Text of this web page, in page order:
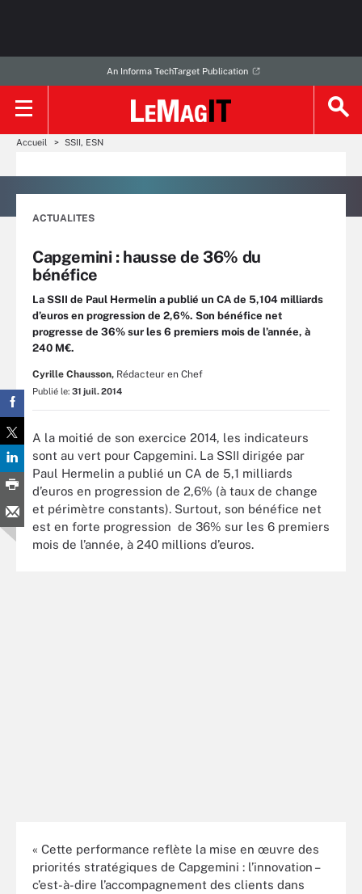
An Informa TechTarget Publication
Accueil SSII, ESN
ACTUALITES
Capgemini : hausse de 36% du
bénéfice
La SSII de Paul Hermelin a publié un CA de 5,104 milliards
d’euros en progression de 2,6%. Son bénéfice net
progresse de 36% sur les 6 premiers mois de l’année, à
240 M€.
Cyrille Chausson, Rédacteur en Chef
Publié le: 31 juil. 2014
A la moitié de son exercice 2014, les indicateurs
sont au vert pour Capgemini. La SSII dirigée par
Paul Hermelin a publié un CA de 5,1 milliards
d’euros en progression de 2,6% (à taux de change
et périmètre constants). Surtout, son bénéfice net
est en forte progression de 36% sur les 6 premiers
mois de l’année, à 240 millions d’euros.
« Cette performance reflète la mise en œuvre des
priorités stratégiques de Capgemini : l’innovation –
c’est-à-dire l’accompagnement des clients dans